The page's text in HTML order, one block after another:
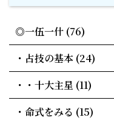
◎一伍一什 (76)
・占技の基本 (24)
・・十大主星 (11)
・命式をみる (15)